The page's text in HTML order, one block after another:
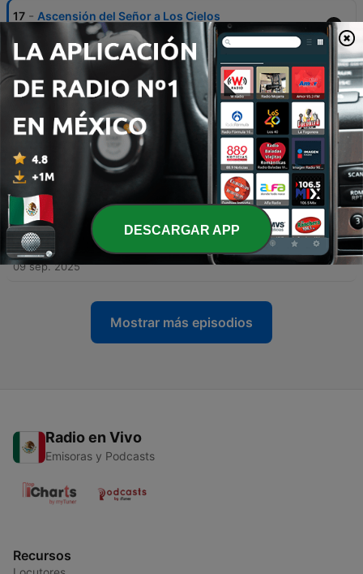
17 - Ascensión del Señor a Los Cielos
30 sep. 2025
16
Apariciones de Jesús, Encuentro con Tomás y
Pedro
24 sep. 2025
15 - ¡Resucitó el Señor!
20 sep. 2025
14 - Crucifixión y Muerte de Jesús
14 sep. 2025
13 - Prendimiento de Cristo, Negación de Pedro, Ante
Poncio Pilato
09 sep. 2025
Mostrar más episodios
Radio en Vivo
Emisoras y Podcasts
Recursos
DESCARGAR APP